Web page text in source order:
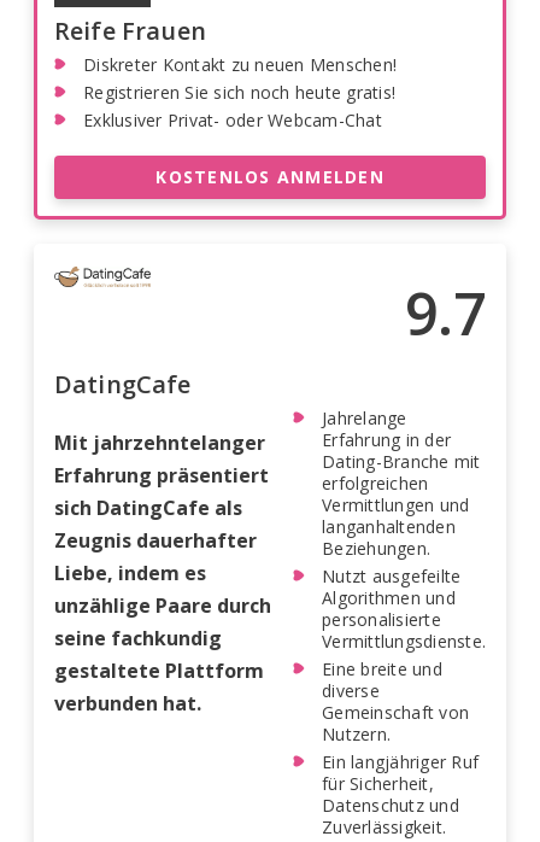
Reife Frauen
Diskreter Kontakt zu neuen Menschen!
Registrieren Sie sich noch heute gratis!
Exklusiver Privat- oder Webcam-Chat
KOSTENLOS ANMELDEN
9.7
DatingCafe
Mit jahrzehntelanger
Erfahrung präsentiert
sich DatingCafe als
Zeugnis dauerhafter
Liebe, indem es
unzählige Paare durch
seine fachkundig
gestaltete Plattform
verbunden hat.
Jahrelange
Erfahrung in der
Dating-Branche mit
erfolgreichen
Vermittlungen und
langanhaltenden
Beziehungen.
Nutzt ausgefeilte
Algorithmen und
personalisierte
Vermittlungsdienste.
Eine breite und
diverse
Gemeinschaft von
Nutzern.
Ein langjähriger Ruf
für Sicherheit,
Datenschutz und
Zuverlässigkeit.